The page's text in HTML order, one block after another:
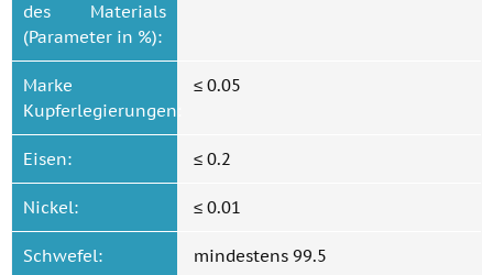
des Materials
(Parameter in %):
Marke
Kupferlegierungen:
≤ 0.05
Eisen: ≤ 0.2
Nickel: ≤ 0.01
Schwefel: mindestens 99.5